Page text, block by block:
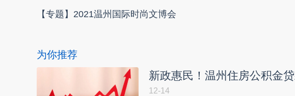
【专题】2021温州国际时尚文博会
为你推荐
新政惠民！温州住房公积金
12-14